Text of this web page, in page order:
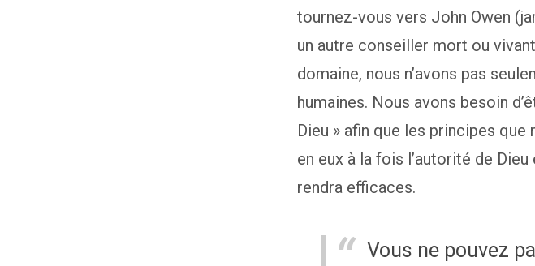
tournez-vous vers John Owen
un autre conseiller mort ou
domaine, nous n’avons pas
humaines. Nous avons besoin
Dieu » afin que les principes
en eux à la fois l’autorité de
rendra efficaces.
Vous ne pouvez